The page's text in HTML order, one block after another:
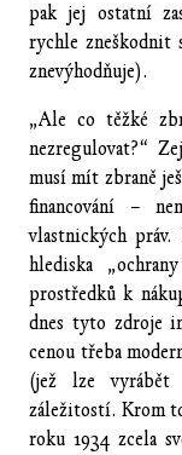
pak jej ostatní
rychle zneškodnit
znevýhodňuje).
„Ale co těžké
nezregulovat?“
musí mít zbraně
financování –
vlastnických práv.
hlediska
prostředků k
dnes tyto zdroje
cenou třeba
(jež lze vyrábět
záležitostí. Krom
roku 1934 zcela